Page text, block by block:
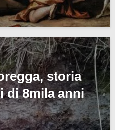
storia
di 8mila anni